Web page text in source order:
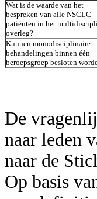
Wat is de waarde van het
bespreken van alle NSCLC-
patiënten in het
overleg?
Kunnen monodisciplinaire
behandelingen binnen één
beroepsgroep besloten
De
naar leden
naar de
Op basis